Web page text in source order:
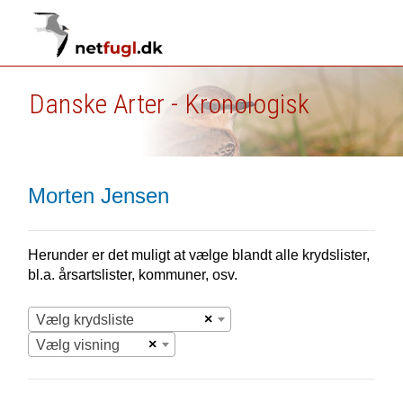
Danske Arter - Kronologisk
Morten Jensen
Herunder er det muligt at vælge blandt alle krydslister,
bl.a. årsartslister, kommuner, osv.
×
Vælg krydsliste
×
Vælg visning